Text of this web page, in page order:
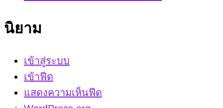
นิยาม
เข้าสู่ระบบ
เข้าฟีด
แสดงความเห็นฟีด